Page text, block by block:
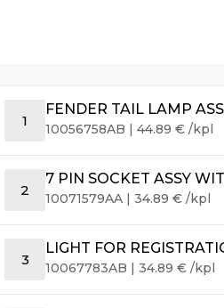
1
FENDER TAIL LAMP
10056758AB |44.89€ /kpl
2
7 PIN SOCKET ASSY
10071579AA |34.89€ /kpl
3
LIGHT FOR
10067783AB |34.89€ /kpl